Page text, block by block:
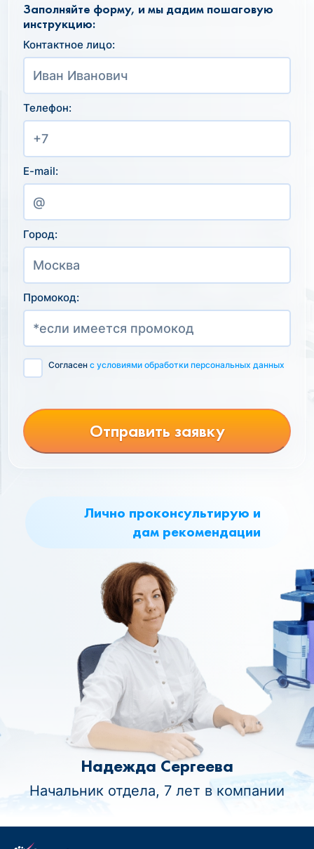
Лично проконсультирую и
дам рекомендации
Надежда Сергеева
Начальник отдела, 7 лет в компании
Заполняйте форму, и мы дадим пошаговую
инструкцию:
Контактное лицо:
Телефон:
E-mail:
Город:
Промокод:
Согласен с условиями обработки персональных данных
Отправить заявку